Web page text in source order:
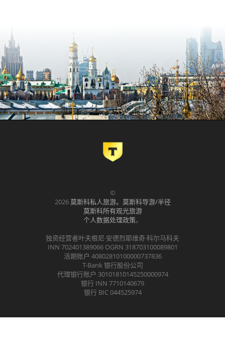
©
2026莫斯科私人旅游。莫斯科导游/半径
莫斯科所有观光旅游
个人数据处理政策。
独资经营者叶夫根尼·安德烈耶维奇·科尔马科夫
INN 702401389066 OGRN 318703100089801
活期账户 40802810100000737836
T-Bank 银行股份公司
代理银行账户 30101810145250000974
银行 INN 7710140679
银行 BIC 044525974